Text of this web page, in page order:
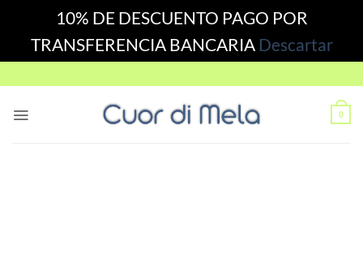
10% DE DESCUENTO PAGO POR
TRANSFERENCIA BANCARIA Descartar
to
0